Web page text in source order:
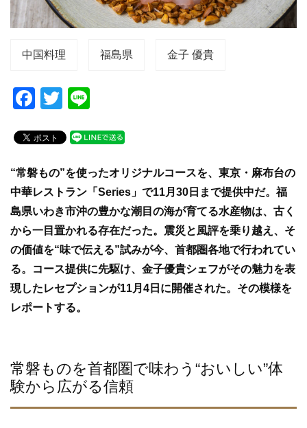
中国料理 福島県 金子 優貴
F
c
e
b
o
o
k
T
tt
er
e
“常磐もの”を使ったオリジナルコースを、東京・麻布台の
中華レストラン「Series」で11月30日まで提供中だ。福
島県いわき市沖の豊かな潮目の海が育てる水産物は、古く
から一目置かれる存在だった。震災と風評を乗り越え、そ
の価値を“味で伝える”試みが今、首都圏各地で行われてい
る。コース提供に先駆け、金子優貴シェフがその魅力を表
現したレセプションが11月4日に開催された。その模様を
レポートする。
常磐ものを首都圏で味わう“おいしい”体
験から広がる信頼